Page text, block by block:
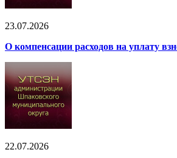
23.07.2026
О компенсации расходов на уплату
22.07.2026